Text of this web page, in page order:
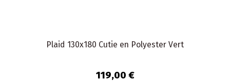
Plaid 130x180 Cutie en Polyester Vert
119,00 €